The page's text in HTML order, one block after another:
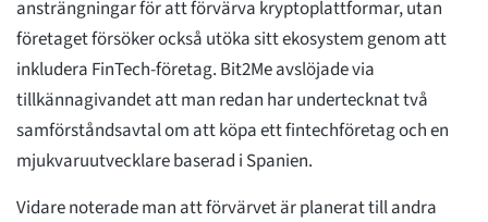
ansträngningar för att förvärva kryptoplattformar, utan
företaget försöker också utöka sitt ekosystem genom att
inkludera FinTech-företag. Bit2Me avslöjade via
tillkännagivandet att man redan har undertecknat två
samförståndsavtal om att köpa ett fintechföretag och en
mjukvaruutvecklare baserad i Spanien.
Vidare noterade man att förvärvet är planerat till andra